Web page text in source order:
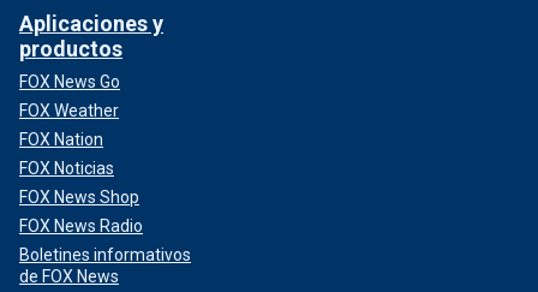
Aplicaciones y
productos
FOX News Go
FOX Weather
FOX Nation
FOX Noticias
FOX News Shop
FOX News Radio
Boletines informativos
de FOX News